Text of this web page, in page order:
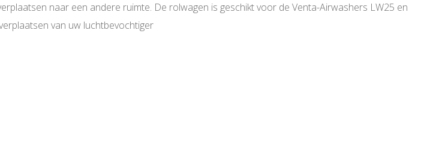
naar een andere ruimte. De rolwagen is geschikt voor de Venta-Airwashers LW25 en
van uw luchtbevochtiger